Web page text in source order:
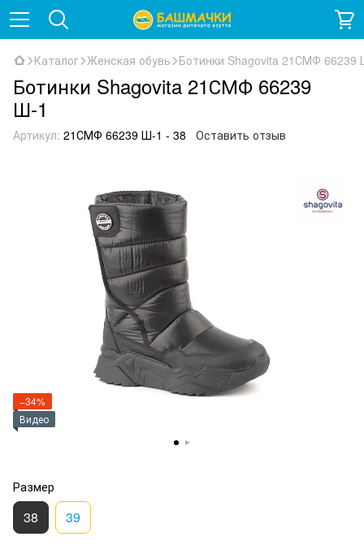
Каталог Женская обувь Ботинки Shagovita 21СМФ 66239
Ботинки Shagovita 21СМФ 66239
Ш-1
Артикул: 21СМФ 66239 Ш-1 - 38 Оставить отзыв
−34%
Видео
Размер
38 39